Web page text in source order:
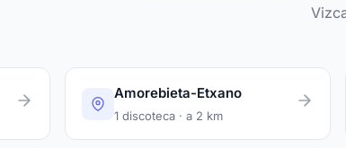
Amorebieta-Etxano
1 discoteca · a 2 km